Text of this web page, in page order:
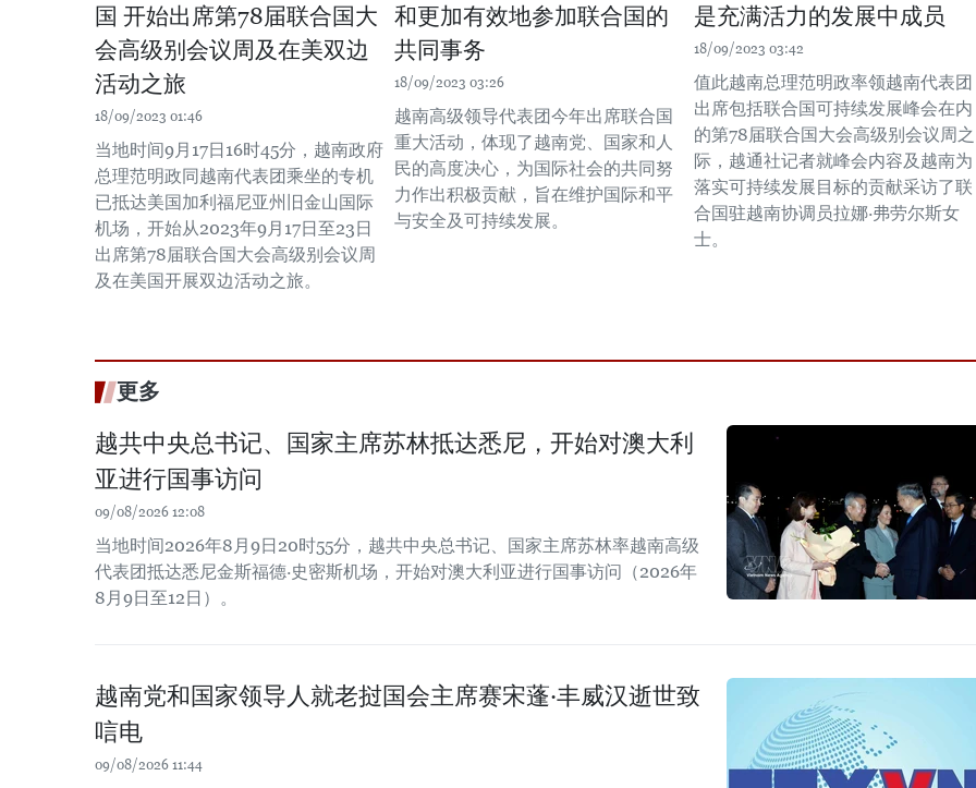
国 开始出席第78届联合国大
会高级别会议周及在美双边
活动之旅
18/09/2023 01:46
当地时间9月17日16时45分，越南政府
总理范明政同越南代表团乘坐的专机
已抵达美国加利福尼亚州旧金山国际
机场，开始从2023年9月17日至23日
出席第78届联合国大会高级别会议周
及在美国开展双边活动之旅。
和更加有效地参加联合国的
共同事务
18/09/2023 03:26
越南高级领导代表团今年出席联合国
重大活动，体现了越南党、国家和人
民的高度决心，为国际社会的共同努
力作出积极贡献，旨在维护国际和平
与安全及可持续发展。
是充满活力的发展中成员
18/09/2023 03:42
值此越南总理范明政率领越南代表团
出席包括联合国可持续发展峰会在内
的第78届联合国大会高级别会议周之
际，越通社记者就峰会内容及越南为
落实可持续发展目标的贡献采访了联
合国驻越南协调员拉娜·弗劳尔斯女
士。
更多
越共中央总书记、国家主席苏林抵达悉尼，开始对澳大利
亚进行国事访问
09/08/2026 12:08
当地时间2026年8月9日20时55分，越共中央总书记、国家主席苏林率越南高级
代表团抵达悉尼金斯福德·史密斯机场，开始对澳大利亚进行国事访问（2026年
8月9日至12日）。
越南党和国家领导人就老挝国会主席赛宋蓬·丰威汉逝世致
唁电
09/08/2026 11:44